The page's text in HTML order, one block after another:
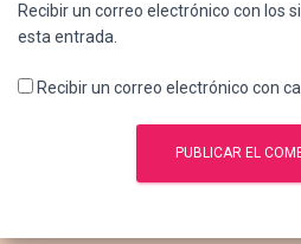
Recibir un correo electrónico con los
esta entrada.
Recibir un correo electrónico con